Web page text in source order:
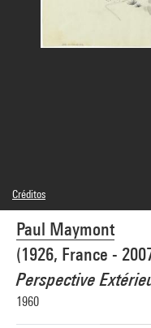
Paul Maymont
(1926, France -
Perspective
1960
Créditos
© Paul Maymont
Créditos fotográficos : Centre
GrandPalaisRmn
Referencia de la imagen :
Difusión de la imagen :